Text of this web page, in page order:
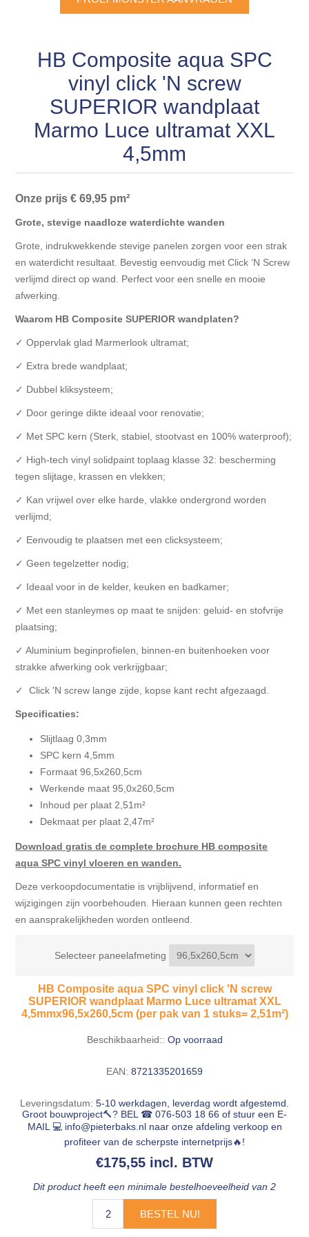
Gevelbekleding Fazawood
Gevelbekleding Woodritch
Gevelbekleding sioo:x & radiata-pine vulcan concept
Gevel-en dakrand bekleding Novalit outdoor® made by
SK Stemid kunststoffen
Gevelbekleding HDM outdoor ® weersbestendige
massief click 'N screw gevelpanelen
Toebehoren voor gevelbekleding
Scheepsbodem vloeren o.a. laminaat &
Ondervloeren/toebehoren voor laminaat & lamel en
fineerparket
Ondervloeren/toebehoren voor SPC vinyl vloeren
Aluminium profielen
Lijstwerk & Profielen en toebehoren
HB Composite aqua SPC
vinyl click 'N screw
SUPERIOR wandplaat
Marmo Luce ultramat XXL
4,5mm
Onze prijs € 69,95 pm²
Grote, stevige naadloze waterdichte wanden
Grote, indrukwekkende stevige panelen zorgen voor een strak
en waterdicht resultaat. Bevestig eenvoudig met Click ‘N Screw
verlijmd direct op wand. Perfect voor een snelle en mooie
afwerking.
Waarom HB Composite SUPERIOR wandplaten?
✓ Oppervlak glad Marmerlook ultramat;
✓ Extra brede wandplaat;
✓ Dubbel kliksysteem;
✓ Door geringe dikte ideaal voor renovatie;
✓ Met SPC kern (Sterk, stabiel, stootvast en 100% waterproof);
✓ High-tech vinyl solidpaint toplaag klasse 32: bescherming
tegen slijtage, krassen en vlekken;
✓ Kan vrijwel over elke harde, vlakke ondergrond worden
verlijmd;
✓ Eenvoudig te plaatsen met een clicksysteem;
✓ Geen tegelzetter nodig;
✓ Ideaal voor in de kelder, keuken en badkamer;
✓ Met een stanleymes op maat te snijden: geluid- en stofvrije
plaatsing;
✓ Aluminium beginprofielen, binnen-en buitenhoeken voor
strakke afwerking ook verkrijgbaar;
✓ Click 'N screw lange zijde, kopse kant recht afgezaagd.
Specificaties:
Slijtlaag 0,3mm
SPC kern 4,5mm
Formaat 96,5x260,5cm
Werkende maat 95,0x260,5cm
Inhoud per plaat 2,51m²
Dekmaat per plaat 2,47m²
Download gratis de complete brochure HB composite
aqua SPC vinyl vloeren en wanden.
Deze verkoopdocumentatie is vrijblijvend, informatief en
wijzigingen zijn voorbehouden. Hieraan kunnen geen rechten
en aansprakelijkheden worden ontleend.
Selecteer paneelafmeting
HB Composite aqua SPC vinyl click 'N screw
SUPERIOR wandplaat Marmo Luce ultramat XXL
4,5mmx96,5x260,5cm (per pak van 1 stuks= 2,51m²)
Beschikbaarheid:: Op voorraad
EAN: 8721335201659
Leveringsdatum: 5-10 werkdagen, leverdag wordt afgestemd.
Groot bouwproject🔨? BEL ☎ 076-503 18 66 of stuur een E-
MAIL 💻 info@pieterbaks.nlnaar onze afdeling verkoop en
profiteer van de scherpste internetprijs🔥!
€175,55 incl. BTW
Dit product heeft een minimale bestelhoeveelheid van 2
BESTEL NU!